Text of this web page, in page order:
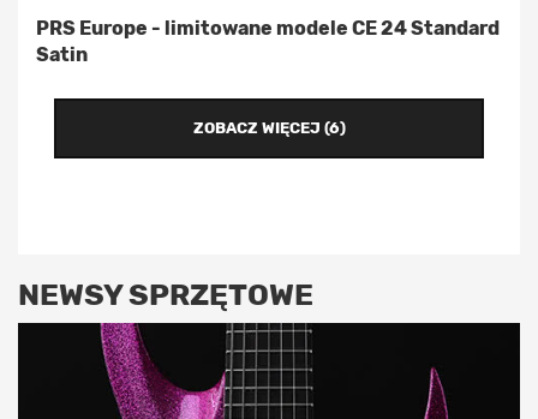
PRS Europe - limitowane modele CE 24 Standard
Satin
ZOBACZ WIĘCEJ (6)
NEWSY SPRZĘTOWE